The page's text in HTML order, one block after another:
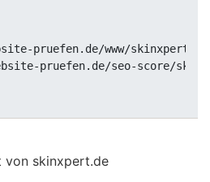
pruefen.de/www/
pruefen.de/seo-score/